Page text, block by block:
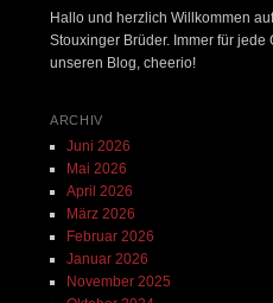
Hallo und herzlich Willkommen
Stouxinger Brüder. Immer für
unseren Blog, cheerio!
ARCHIV
Juni 2026
Mai 2026
April 2026
März 2026
Februar 2026
Januar 2026
November 2025